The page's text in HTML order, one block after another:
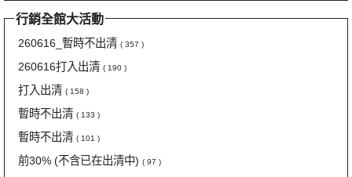
行銷全館大活動
260616_暫時不出清 ( 357 )
260616打入出清 ( 190 )
打入出清 ( 158 )
暫時不出清 ( 133 )
暫時不出清 ( 101 )
前30% (不含已在出清中) ( 97 )